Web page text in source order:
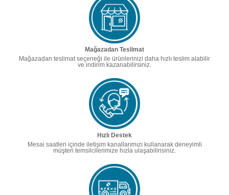
Mağazadan Teslimat
Mağazadan teslimat seçeneği ile ürünlerinizi daha hızlı teslim alabilir
ve indirim kazanabilirsiniz.
Hızlı Destek
Mesai saatleri içinde iletişim kanallarımızı kullanarak deneyimli
müşteri temsilcilerimize hızla ulaşabilirisiniz.